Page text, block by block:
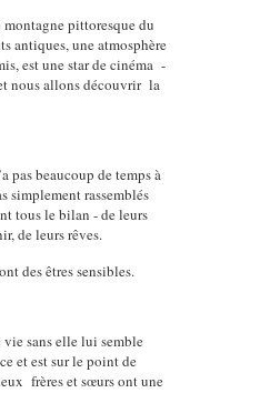
pittoresque du
antiques, une atmosphère
est une star de cinéma -
nous allons découvrir la
pas beaucoup de temps à
simplement rassemblés
tous le bilan - de leurs
de leurs rêves.
des êtres sensibles.
vie sans elle lui semble
et est sur le point de
frères et sœurs ont une